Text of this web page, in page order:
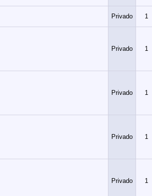
Privado 1
Privado 1
Privado 1
Privado 1
Privado 1